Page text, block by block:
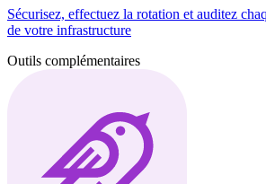
Sécurisez, effectuez la rotation et auditez
de votre infrastructure
Outils complémentaires